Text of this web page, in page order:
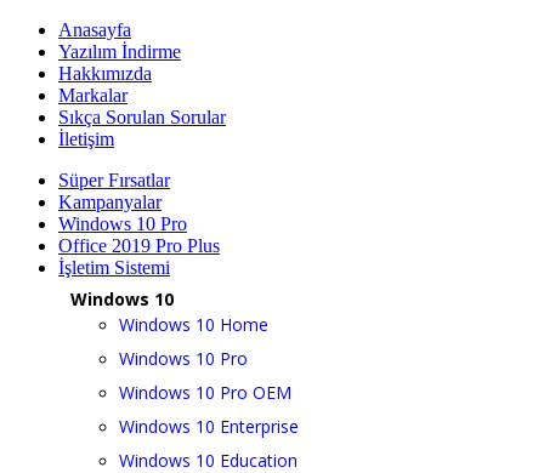
Anasayfa
Yazılım İndirme
Hakkımızda
Markalar
Sıkça Sorulan Sorular
İletişim
Süper Fırsatlar
Kampanyalar
Windows 10 Pro
Office 2019 Pro Plus
İşletim Sistemi
Windows 10
Windows 10 Home
Windows 10 Pro
Windows 10 Pro OEM
Windows 10 Enterprise
Windows 10 Education